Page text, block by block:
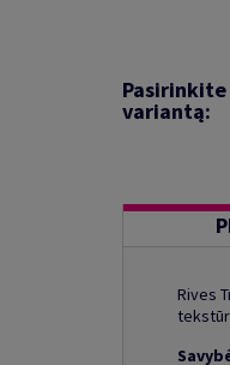
variantą:
Rives